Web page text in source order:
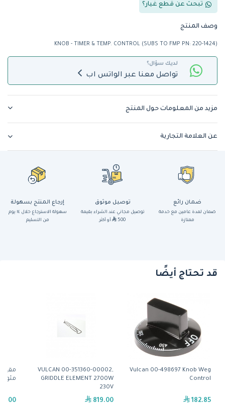
تبحث عن قطع غيار؟
وصف المنتج
KNOB - TIMER & TEMP. CONTROL (SUBS TO FMP PN: 220-1424)
لديك سؤال؟
تواصل معنا عبر الواتس اب
مزيد من المعلومات حول المنتج
عن العلامة التجارية
ضمان رائع
ضمان لمدة عامين مع خدمة
ممتازة
توصيل موثوق
توصيل مجاني عند الشراء بقيمة
500
أو أكثر
إرجاع المنتج بسهولة
سهولة الاسترجاع خلال ١٤ يوم
من التسليم
قد تحتاج أيضًا
Vulcan 00-498697 Knob Weg
Control
182.85
VULCAN 00-351360-00002,
GRIDDLE ELEMENT 2700W
230V
819.00
مئوية (00-944298) من